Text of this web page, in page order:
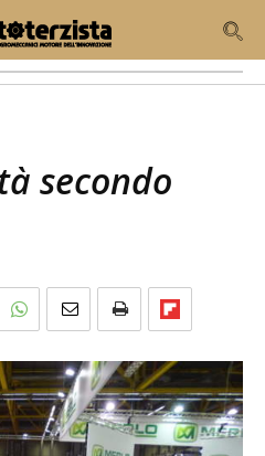
secondo